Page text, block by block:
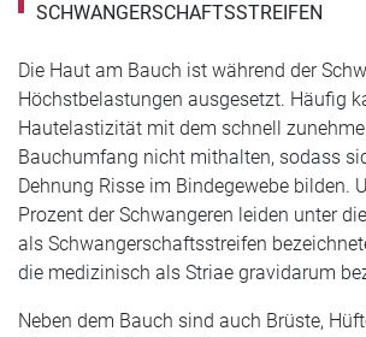
SCHWANGERSCHAFTSSTREIFEN
Die Haut am Bauch ist während der
Höchstbelastungen ausgesetzt. Häufig
Hautelastizität mit dem schnell
Bauchumfang nicht mithalten, sodass
Dehnung Risse im Bindegewebe bilden.
Prozent der Schwangeren leiden unter
als Schwangerschaftsstreifen
die medizinisch als Striae gravidarum
Neben dem Bauch sind auch Brüste,